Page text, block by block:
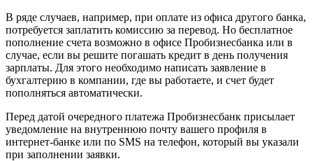
В ряде случаев, например, при оплате из офиса другого банка,
потребуется заплатить комиссию за перевод. Но бесплатное
пополнение счета возможно в офисе Пробизнесбанка или в
случае, если вы решите погашать кредит в день получения
зарплаты. Для этого необходимо написать заявление в
бухгалтерию в компании, где вы работаете, и счет будет
пополняться автоматически.
Перед датой очередного платежа Пробизнесбанк присылает
уведомление на внутреннюю почту вашего профиля в
интернет-банке или по SMS на телефон, который вы указали
при заполнении заявки.